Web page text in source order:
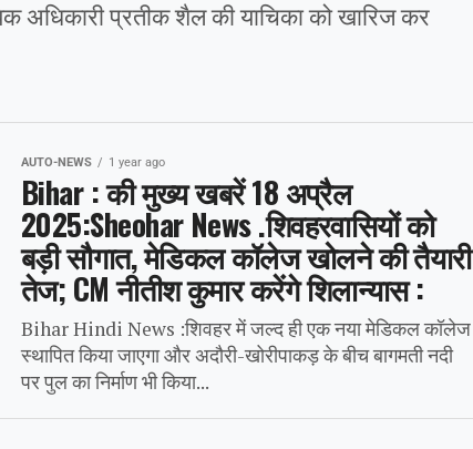
अधिकारी प्रतीक शैल की याचिका को खारिज कर
AUTO-NEWS 1 year ago
Bihar : की मुख्य खबरें 18 अप्रैल
2025:Sheohar News .शिवहरवासियों को
बड़ी सौगात, मेडिकल कॉलेज खोलने की तैयारी
तेज; CM नीतीश कुमार करेंगे शिलान्यास :
Bihar Hindi News :शिवहर में जल्द ही एक नया मेडिकल कॉलेज
स्थापित किया जाएगा और अदौरी-खोरीपाकड़ के बीच बागमती नदी
पर पुल का निर्माण भी किया...